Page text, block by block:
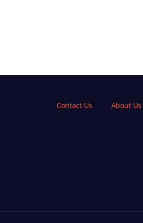
Contact Us About Us